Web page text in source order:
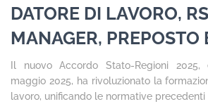
DATORE DI LAVORO,
MANAGER, PREPOSTO
Il nuovo Accordo Stato-Regioni
maggio 2025, ha rivoluzionato la
lavoro, unificando le normative